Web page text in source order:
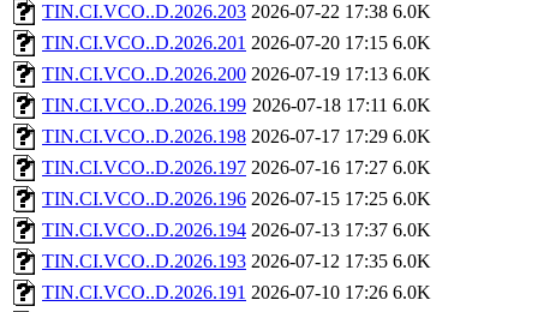
TIN.CI.VCO..D.2026.203 2026-07-22 17:38 6.0K
TIN.CI.VCO..D.2026.201 2026-07-20 17:15 6.0K
TIN.CI.VCO..D.2026.200 2026-07-19 17:13 6.0K
TIN.CI.VCO..D.2026.199 2026-07-18 17:11 6.0K
TIN.CI.VCO..D.2026.198 2026-07-17 17:29 6.0K
TIN.CI.VCO..D.2026.197 2026-07-16 17:27 6.0K
TIN.CI.VCO..D.2026.196 2026-07-15 17:25 6.0K
TIN.CI.VCO..D.2026.194 2026-07-13 17:37 6.0K
TIN.CI.VCO..D.2026.193 2026-07-12 17:35 6.0K
TIN.CI.VCO..D.2026.191 2026-07-10 17:26 6.0K